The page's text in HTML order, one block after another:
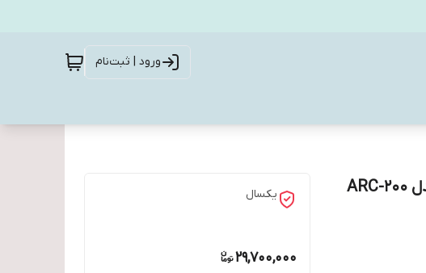
ورود | ثبت‌نام
دستگاه جوش اینورتر تکفاز مارک راد الکتریک مدل ARC-200
یکسال
29,700,000